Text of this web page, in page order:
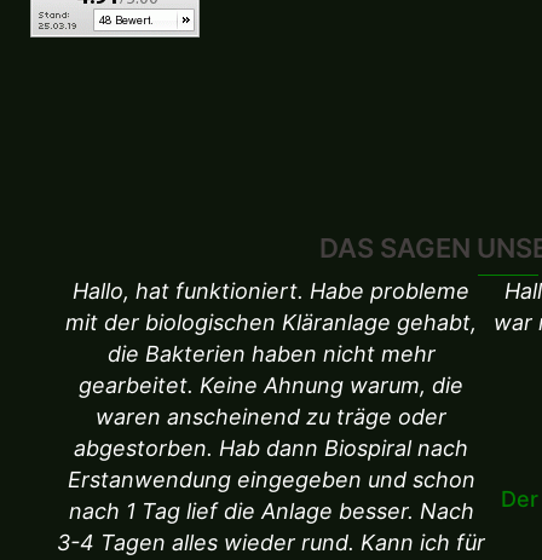
DAS SAGEN
Hallo, hat funktioniert. Habe probleme
mit der biologischen Kläranlage gehabt,
die Bakterien haben nicht mehr
gearbeitet. Keine Ahnung warum, die
waren anscheinend zu träge oder
abgestorben. Hab dann Biospiral nach
Erstanwendung eingegeben und schon
nach 1 Tag lief die Anlage besser. Nach
3-4 Tagen alles wieder rund. Kann ich für
war